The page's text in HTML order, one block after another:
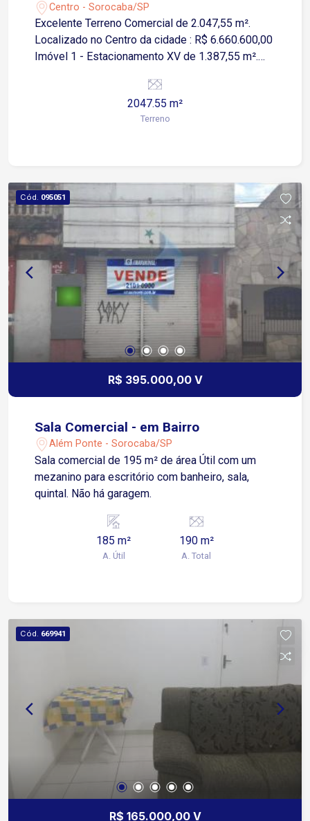
Centro - Sorocaba/SP
Excelente Terreno Comercial de 2.047,55 m².
Localizado no Centro da cidade : R$ 6.660.600,00
Imóvel 1 - Estacionamento XV de 1.387,55 m².
Imóvel 2 - Estacionamento XV de 660 m². Área
construída 109,75 m²2047.55 m²
Terreno
Cód. 095051
R$ 395.000,00 V
Sala Comercial - em Bairro
Além Ponte - Sorocaba/SP
Sala comercial de 195 m² de área Útil com um
mezanino para escritório com banheiro, sala,
quintal. Não há garagem.
185 m²
A. Útil
190 m²
A. Total
Cód. 669941
R$ 165.000,00 V